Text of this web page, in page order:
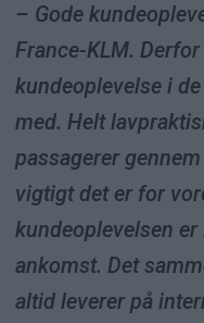
– Gode
France-KLM.
kundeoplevelse i
med. Helt
passagerer
vigtigt det er for
kundeoplevelsen
ankomst. Det
altid leverer på